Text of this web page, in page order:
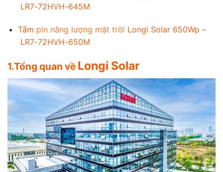
LR7-72HVH-645M
Tấm pin năng lượng mặt trời Longi Solar 650Wp –
LR7-72HVH-650M
1.Tổng quan về Longi Solar